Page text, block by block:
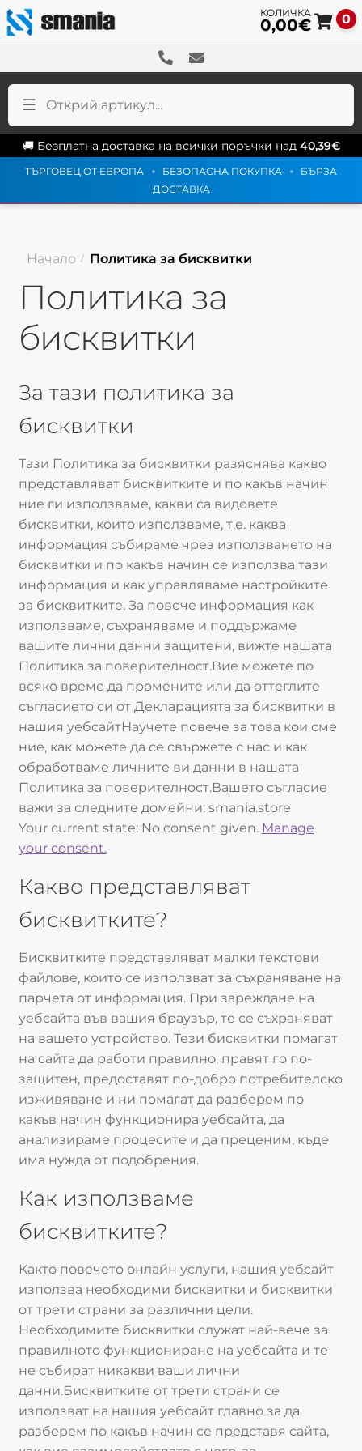
0
🚚 Безплатна доставка на всички поръчки над 40,39€
ТЪРГОВЕЦ ОТ ЕВРОПА БЕЗОПАСНА ПОКУПКА
БЪРЗА
ДОСТАВКА
to
to
0,00€
Начало Политика за бисквитки
Политика за
бисквитки
За тази политика за
бисквитки
Тази Политика за бисквитки разяснява какво
представляват бисквитките и по какъв начин
ние ги използваме, какви са видовете
бисквитки, които използваме, т.е. каква
информация събираме чрез използването на
бисквитки и по какъв начин се използва тази
информация и как управляваме настройките
за бисквитките. За повече информация как
използваме, съхраняваме и поддържаме
вашите лични данни защитени, вижте нашата
Политика за поверителност.Вие можете по
всяко време да промените или да оттеглите
съгласието си от Декларацията за бисквитки в
нашия уебсайтНаучете повече за това кои сме
ние, как можете да се свържете с нас и как
обработваме личните ви данни в нашата
Политика за поверителност.Вашето съгласие
важи за следните домейни: smania.store
Your current state: No consent given. Manage
your consent.
Какво представляват
бисквитките?
Бисквитките представляват малки текстови
файлове, които се използват за съхраняване на
парчета от информация. При зареждане на
уебсайта във вашия браузър, те се съхраняват
на вашето устройство. Тези бисквитки помагат
на сайта да работи правилно, правят го по-
защитен, предоставят по-добро потребителско
изживяване и ни помагат да разберем по
какъв начин функционира уебсайта, да
анализираме процесите и да преценим, къде
има нужда от подобрения.
Как използваме
бисквитките?
Както повечето онлайн услуги, нашия уебсайт
използва необходими бисквитки и бисквитки
от трети страни за различни цели.
Необходимите бисквитки служат най-вече за
правилното функциониране на уебсайта и те
не събират никакви ваши лични
данни.Бисквитките от трети страни се
използват на нашия уебсайт главно за да
разберем по какъв начин се представя сайта,